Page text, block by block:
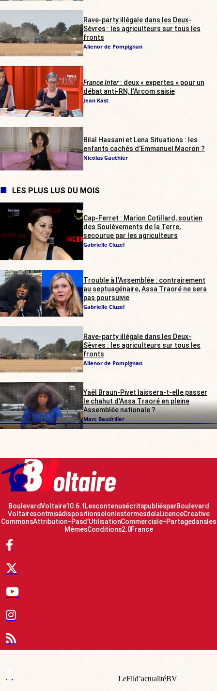
Rave-party illégale dans les Deux-
Sèvres : les agriculteurs sur tous les
fronts
Alienor de Pompignan
France Inter: deux « expertes » pour un
débat anti-RN, l’Arcom saisie
Jean Kast
Bilal Hassani et Lena Situations : les
enfants cachés d’Emmanuel Macron ?
Nicolas Gauthier
LES PLUS LUS DU MOIS
Cap-Ferret : Marion Cotillard, soutien
des Soulèvements de la Terre,
secourue par les agriculteurs
Gabrielle Cluzel
Trouble à l’Assemblée : contrairement
au septuagénaire, Assa Traoré ne sera
pas poursuivie
Gabrielle Cluzel
Rave-party illégale dans les Deux-
Sèvres : les agriculteurs sur tous les
fronts
Alienor de Pompignan
Yaël Braun-Pivet laissera-t-elle passer
le chahut d’Assa Traoré en pleine
Assemblée nationale ?
Marc Baudriller
Boulevard Voltaire 10.6.1 Les contenus écrits publiés par Boulevard
Voltaire sont mis à disposition selon les termes de la Licence Creative
Commons Attribution – Pas d’Utilisation Commerciale – Partage dans les
Mêmes Conditions 2.0 France
Le Fil d’actualité BV